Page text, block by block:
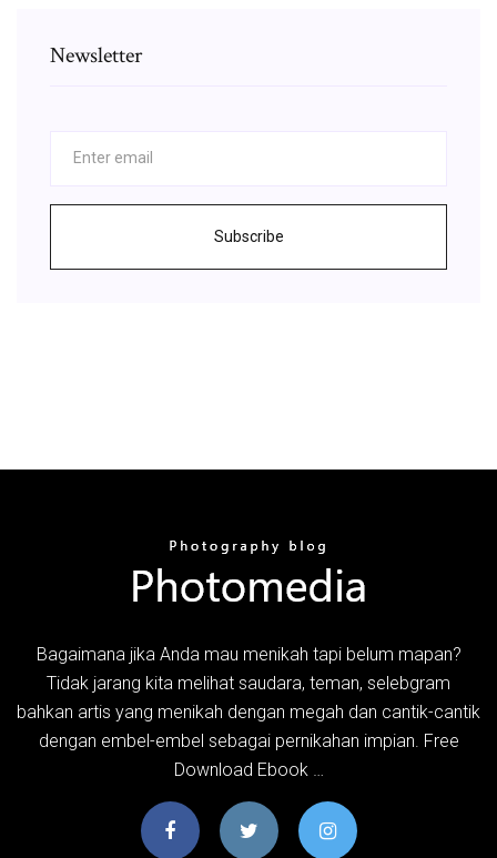
Newsletter
Subscribe
Bagaimana jika Anda mau menikah tapi belum mapan?
Tidak jarang kita melihat saudara, teman, selebgram
bahkan artis yang menikah dengan megah dan cantik-cantik
dengan embel-embel sebagai pernikahan impian. Free
Download Ebook …